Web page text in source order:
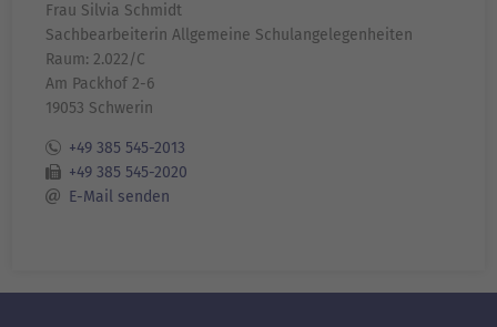
Frau Silvia Schmidt
Sachbearbeiterin Allgemeine Schulangelegenheiten
Raum: 2.022/C
Am Packhof 2-6
19053 Schwerin
+49 385 545-2013
+49 385 545-2020
E-Mail senden